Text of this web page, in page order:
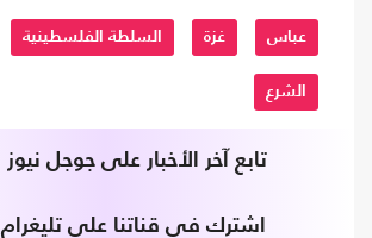
عباس غزة السلطة الفلسطينية
الشرع
تابع آخر الأخبار على جوجل نيوز
اشترك في قناتنا على تليغرام